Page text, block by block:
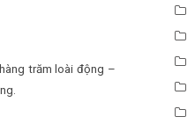
trăm loài động –